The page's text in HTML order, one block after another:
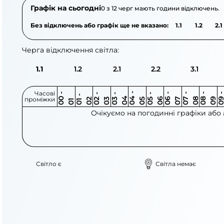
Графік на сьогодні0 з 12 черг мають години відключень.
Без відключень або графік ще не вказано: 1.1 1.2 2.1
Черга відключення світла:
1.1 1.2 2.1 2.2 3.1
Часові
проміжки 0
0
-
0 1 0
1
-
0 2 0 2
-
0 3 0 3
-
0 4 0 4
-
0 5 0 5
-
0 6 0 6
-
0 7 0 7
-
0 8 0 8
-
0 9 0
9
-
1
Очікуємо на погодинні графіки
Світло є Світла немає